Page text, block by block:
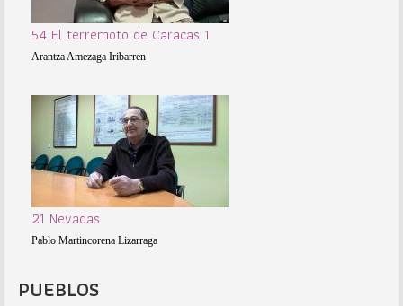
54 El terremoto de Caracas 1
Arantza Amezaga Iribarren
21 Nevadas
Pablo Martincorena Lizarraga
PUEBLOS